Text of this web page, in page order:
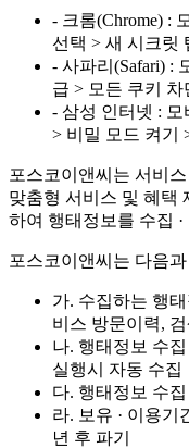
- 크롬(Chrome) :
선택 > 새 시크릿
- 사파리(Safari) :
급 > 모든 쿠키 차
- 삼성 인터넷 : 모
> 비밀 모드 켜기
포스코이앤씨는 서비
맞춤형 서비스 및 혜택
하여 행태정보를 수집
포스코이앤씨는 다음
가. 수집하는 행
비스 방문이력,
나. 행태정보 수
실행시 자동 수집
다. 행태정보 수
라. 보유 · 이용기
년 후 파기